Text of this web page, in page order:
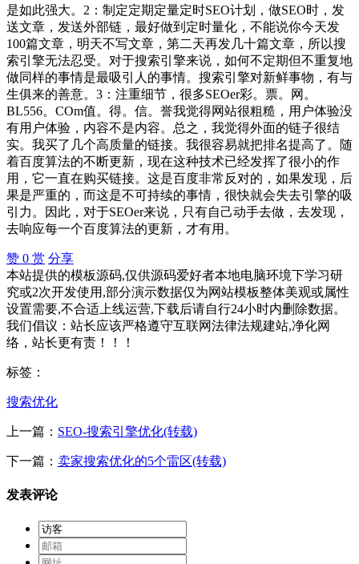
是如此强大。2：制定定期定量定时SEO计划，做SEO时，发
送文章，发送外部链，最好做到定时量化，不能说你今天发
100篇文章，明天不写文章，第二天再发几十篇文章，所以搜
索引擎无法忍受。对于搜索引擎来说，如何不定期但不重复地
做同样的事情是最吸引人的事情。搜索引擎对新鲜事物，有与
生俱来的善意。3：注重细节，很多SEOer彩。票。网。
BL556。COm值。得。信。誉我觉得网站很粗糙，用户体验没
有用户体验，内容不是内容。总之，我觉得外面的链子很结
实。我买了几个高质量的链接。我很容易就把排名提高了。随
着百度算法的不断更新，现在这种技术已经发挥了很小的作
用，它一直在购买链接。这是百度非常反对的，如果发现，后
果是严重的，而这是不可持续的事情，很快就会失去引擎的吸
引力。因此，对于SEOer来说，只有自己动手去做，去发现，
去响应每一个百度算法的更新，才有用。
赞 0 赏 分享
本站提供的模板源码,仅供源码爱好者本地电脑环境下学习研
究或2次开发使用,部分演示数据仅为网站模板整体美观或属性
设置需要,不合适上线运营,下载后请自行24小时内删除数据。
我们倡议：站长应该严格遵守互联网法律法规建站,净化网
络，站长更有责！！！
标签：
搜索优化
上一篇： SEO-搜索引擎优化(转载)
下一篇： 卖家搜索优化的5个雷区(转载)
发表评论